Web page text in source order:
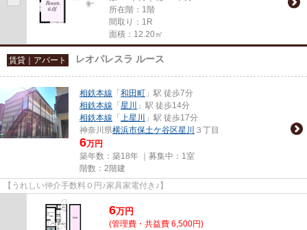
所在階：1階
間取り：1R
面積：12.20㎡
賃貸｜アパート レオパレスラ ルース
相鉄本線 「 和田町 」駅 徒歩7分
相鉄本線 「 星川
」駅 徒歩14分
相鉄本線 「 上星川
」駅 徒歩17分
神奈川県横浜市保土ケ谷区星川 ３丁目
6万円
築年数：築18年 ｜募集中： 1室
階数：2階建
【うれしい仲介手数料０円♪家具家電付き♪】
6万円
(管理費・共益費 6,500円)